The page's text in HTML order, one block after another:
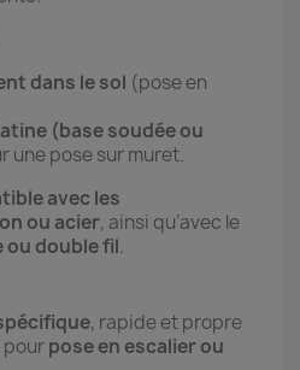
dans le sol (pose en
(base soudée ou
une pose sur muret.
avec les
ou acier, ainsi qu’avec le
ou double fil.
, rapide et propre
pourpose en escalier ou